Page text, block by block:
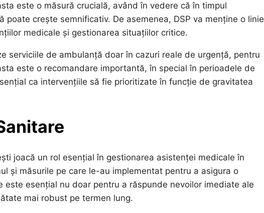
este o măsură crucială, având în vedere că în timpul
crește semnificativ. De asemenea, DSP va menține o linie
medicale și gestionarea situațiilor critice.
serviciile de ambulanță doar în cazuri reale de urgență, pentru
este o recomandare importantă, în special în perioadele de
ca intervențiile să fie prioritizate în funcție de gravitatea
joacă un rol esențial în gestionarea asistenței medicale în
și măsurile pe care le-au implementat pentru a asigura o
esențial nu doar pentru a răspunde nevoilor imediate ale
mai robust pe termen lung.